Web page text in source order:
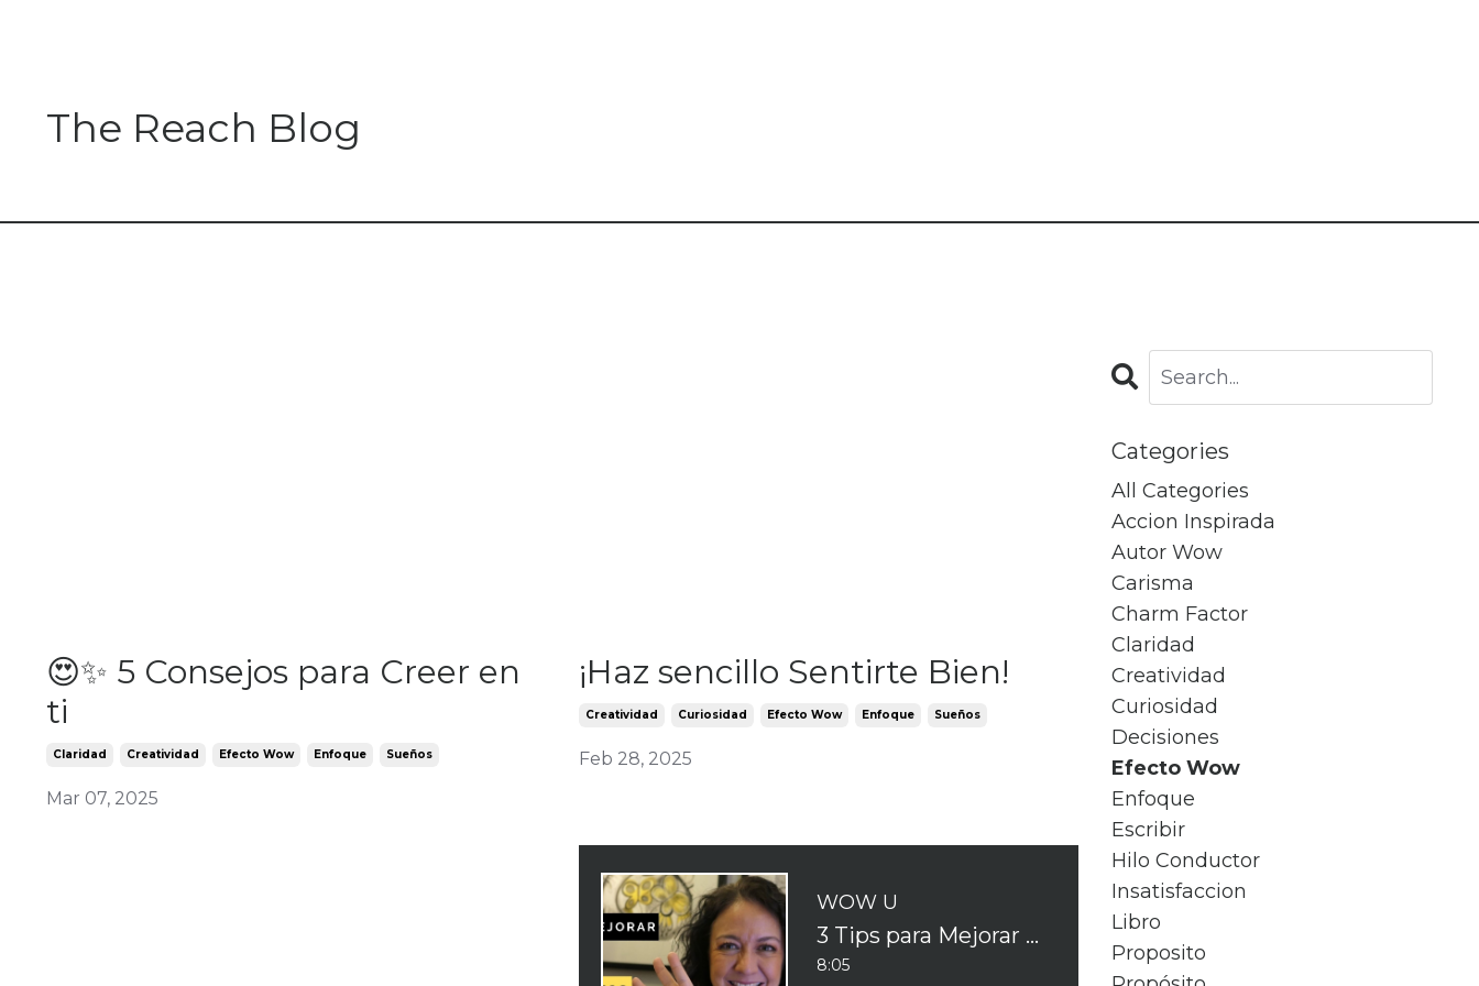
The Reach Blog
😍✨ 5 Consejos para Creer en
ti
Claridad Creatividad Efecto Wow Enfoque Sueños
Mar 07, 2025
¡Haz sencillo Sentirte Bien!
Creatividad Curiosidad Efecto Wow Enfoque Sueños
Feb 28, 2025
WOW U
3 Tips para Mejorar tus Proyectos Creativos
8:05
Categories
All Categories
Accion Inspirada
Autor Wow
Carisma
Charm Factor
Claridad
Creatividad
Curiosidad
Decisiones
Efecto Wow
Enfoque
Escribir
Hilo Conductor
Insatisfaccion
Libro
Proposito